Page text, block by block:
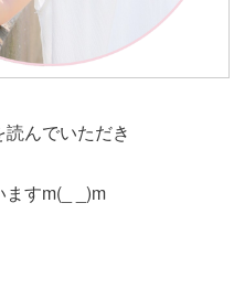
んでいただき
すm(_ _)m